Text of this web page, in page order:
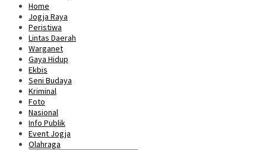
Home
Jogja Raya
Peristiwa
Lintas Daerah
Warganet
Gaya Hidup
Ekbis
Seni Budaya
Kriminal
Foto
Nasional
Info Publik
Event Jogja
Olahraga